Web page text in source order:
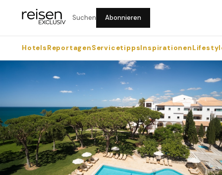
Suchen Abonnieren
HotelsReportagenServicetippsInspirationen